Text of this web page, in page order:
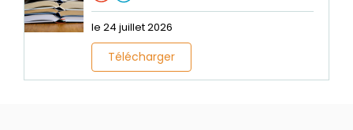
le 24 juillet 2026
Télécharger